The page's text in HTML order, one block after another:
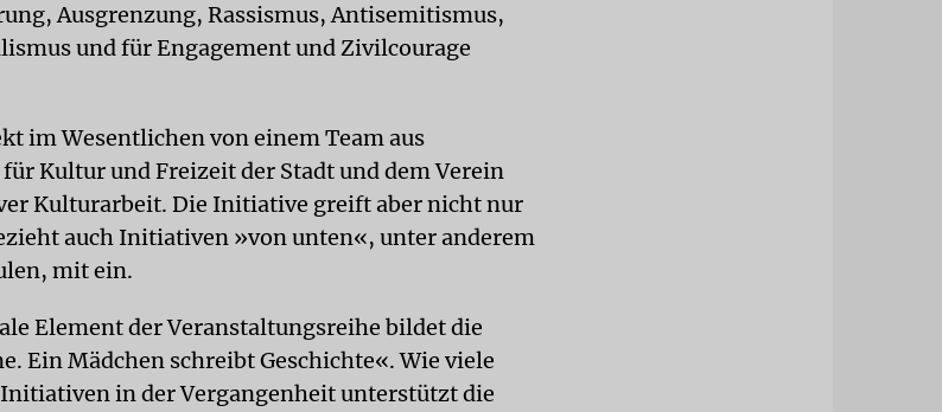
Ausgrenzung, Rassismus, Antisemitismus,
und für Engagement und Zivilcourage
im Wesentlichen von einem Team aus
Kultur und Freizeit der Stadt und dem Verein
Kulturarbeit. Die Initiative greift aber nicht nur
auch Initiativen »von unten«, unter anderem
mit ein.
Element der Veranstaltungsreihe bildet die
Ein Mädchen schreibt Geschichte«. Wie viele
in der Vergangenheit unterstützt die